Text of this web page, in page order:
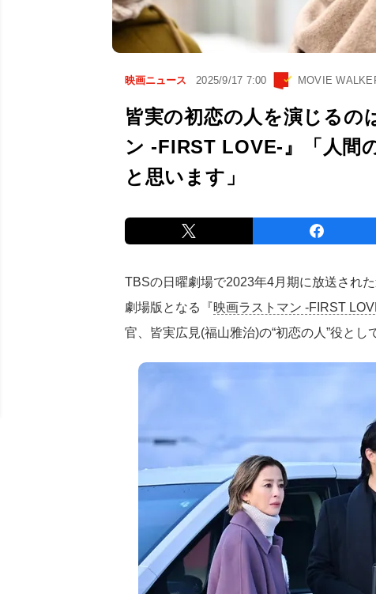
映画ニュース 2025/9/17 7:00 MOVIE
皆実の初恋の人を演じるの
ン -FIRST LOVE-』「人間
と思います」
TBSの日曜劇場で2023年4月期に放送され
劇場版となる『映画ラストマン -FIRST
官、皆実広見(福山雅治)の“初恋の人”役とし